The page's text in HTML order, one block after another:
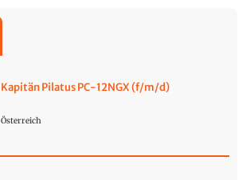
Kapitän Pilatus PC-12NGX (f/m/d)
Österreich